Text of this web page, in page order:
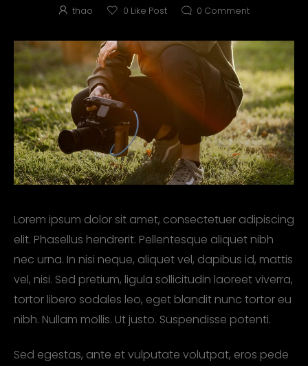
thao 0 Like Post 0 Comment
Lorem ipsum dolor sit amet, consectetuer adipiscing
elit. Phasellus hendrerit. Pellentesque aliquet nibh
nec urna. In nisi neque, aliquet vel, dapibus id, mattis
vel, nisi. Sed pretium, ligula sollicitudin laoreet viverra,
tortor libero sodales leo, eget blandit nunc tortor eu
nibh. Nullam mollis. Ut justo. Suspendisse potenti.
Sed egestas, ante et vulputate volutpat, eros pede